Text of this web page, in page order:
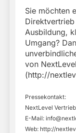
Sie möchten
Ausbildung,
Umgang?
von
(http://
Pressekontakt:
NextLevel Vertrieb
E-Mail:
Web: http://